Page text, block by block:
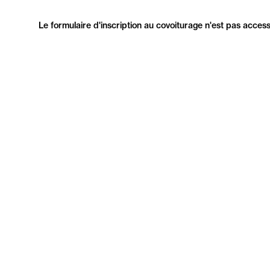
Le formulaire d'inscription au covoiturage n'est pas